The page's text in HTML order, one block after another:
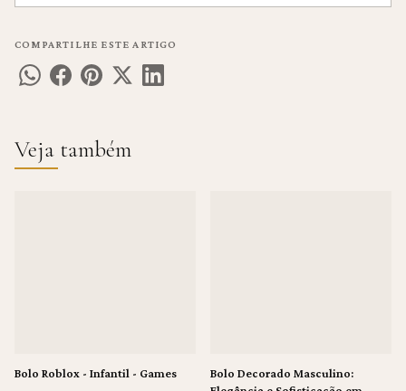
COMPARTILHE ESTE ARTIGO
Veja também
Bolo Roblox - Infantil - Games
Bolo Decorado Masculino: